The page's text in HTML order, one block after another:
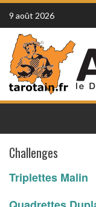
Skip
content
9 août 2026
Challenges
Triplettes Malin